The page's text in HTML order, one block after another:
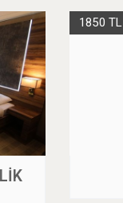
1850 TL